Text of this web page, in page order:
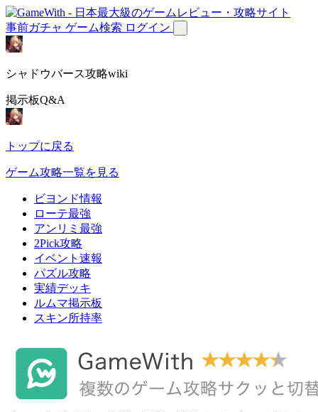
事前ガチャ ゲーム検索 ログイン
シャドウバース攻略wiki
掲示板Q&A
トップに戻る
ゲーム攻略一覧を見る
ビヨンド情報
ローテ最強
アンリミ最強
2Pick攻略
イベント速報
パズル攻略
実績デッキ
ルムマ掲示板
スキン所持率